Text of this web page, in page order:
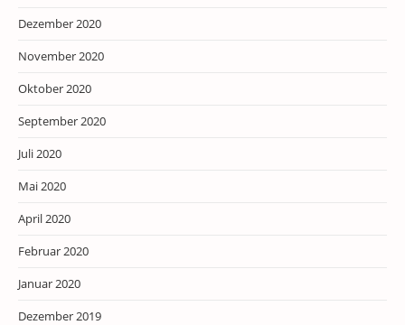
Dezember 2020
November 2020
Oktober 2020
September 2020
Juli 2020
Mai 2020
April 2020
Februar 2020
Januar 2020
Dezember 2019